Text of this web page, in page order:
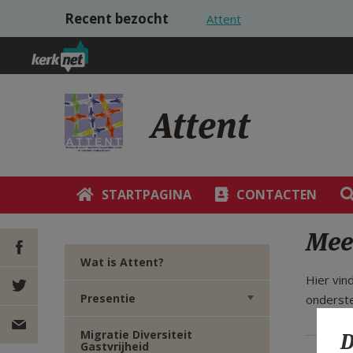
Overslaan en naar de inhoud gaan
Recent bezocht Attent
Attent
STARTPAGINA CONTACTEN
DEEL OP
FACEBOOK
DEEL OP
Wat is Attent?
Presentie
Migratie Diversiteit
Gastvrijheid
Hier